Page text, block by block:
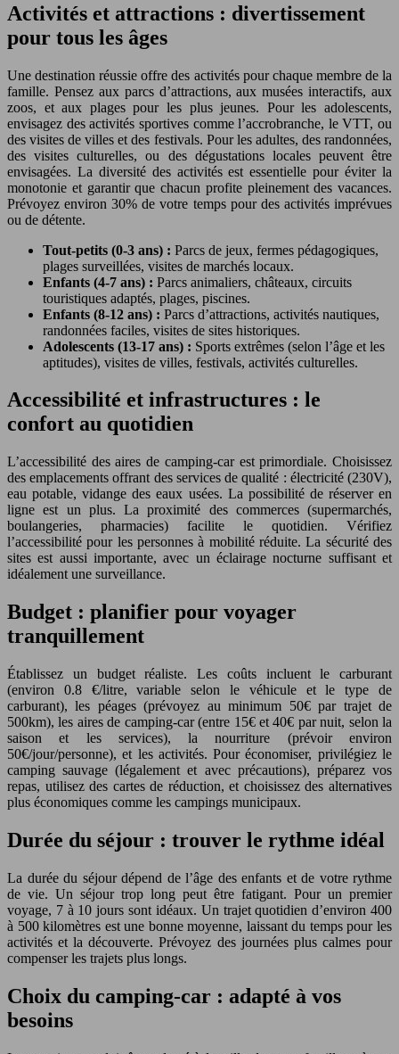
Activités et attractions : divertissement
pour tous les âges
Une destination réussie offre des activités pour chaque membre de la
famille. Pensez aux parcs d’attractions, aux musées interactifs, aux
zoos, et aux plages pour les plus jeunes. Pour les adolescents,
envisagez des activités sportives comme l’accrobranche, le VTT, ou
des visites de villes et des festivals. Pour les adultes, des randonnées,
des visites culturelles, ou des dégustations locales peuvent être
envisagées. La diversité des activités est essentielle pour éviter la
monotonie et garantir que chacun profite pleinement des vacances.
Prévoyez environ 30% de votre temps pour des activités imprévues
ou de détente.
Tout-petits (0-3 ans) : Parcs de jeux, fermes pédagogiques,
plages surveillées, visites de marchés locaux.
Enfants (4-7 ans) : Parcs animaliers, châteaux, circuits
touristiques adaptés, plages, piscines.
Enfants (8-12 ans) : Parcs d’attractions, activités nautiques,
randonnées faciles, visites de sites historiques.
Adolescents (13-17 ans) : Sports extrêmes (selon l’âge et les
aptitudes), visites de villes, festivals, activités culturelles.
Accessibilité et infrastructures : le
confort au quotidien
L’accessibilité des aires de camping-car est primordiale. Choisissez
des emplacements offrant des services de qualité : électricité (230V),
eau potable, vidange des eaux usées. La possibilité de réserver en
ligne est un plus. La proximité des commerces (supermarchés,
boulangeries, pharmacies) facilite le quotidien. Vérifiez
l’accessibilité pour les personnes à mobilité réduite. La sécurité des
sites est aussi importante, avec un éclairage nocturne suffisant et
idéalement une surveillance.
Budget : planifier pour voyager
tranquillement
Établissez un budget réaliste. Les coûts incluent le carburant
(environ 0.8 €/litre, variable selon le véhicule et le type de
carburant), les péages (prévoyez au minimum 50€ par trajet de
500km), les aires de camping-car (entre 15€ et 40€ par nuit, selon la
saison et les services), la nourriture (prévoir environ
50€/jour/personne), et les activités. Pour économiser, privilégiez le
camping sauvage (légalement et avec précautions), préparez vos
repas, utilisez des cartes de réduction, et choisissez des alternatives
plus économiques comme les campings municipaux.
Durée du séjour : trouver le rythme idéal
La durée du séjour dépend de l’âge des enfants et de votre rythme
de vie. Un séjour trop long peut être fatigant. Pour un premier
voyage, 7 à 10 jours sont idéaux. Un trajet quotidien d’environ 400
à 500 kilomètres est une bonne moyenne, laissant du temps pour les
activités et la découverte. Prévoyez des journées plus calmes pour
compenser les trajets plus longs.
Choix du camping-car : adapté à vos
besoins